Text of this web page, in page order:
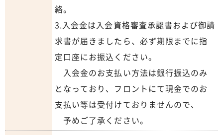
絡。
3.入会金は入会資格審査承認書および御請
求書が届きましたら、必ず期限までに指
定口座にお振込ください。
入会金のお支払い方法は銀行振込のみ
となっており、フロントにて現金でのお
支払い等は受付けておりませんので、
予めご了承ください。